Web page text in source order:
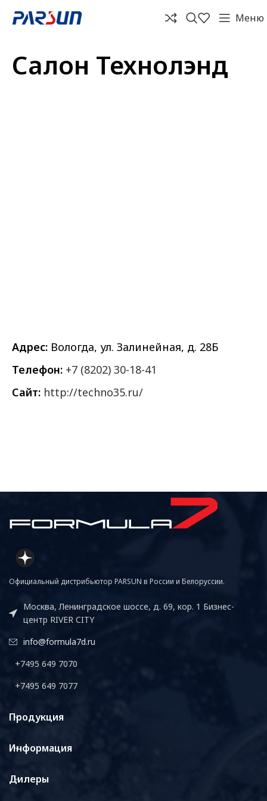
Меню
Салон Технолэнд
Адрес: Вологда, ул. Залинейная, д. 28Б
Телефон: +7 (8202) 30-18-41
Сайт: http://techno35.ru/
Официальный дистрибьютор PARSUN в России и Белоруссии.
Москва, Ленинградское шоссе, д. 69, кор. 1 Бизнес-
центр RIVER CITY
info@formula7d.ru
+7495 649 7070
+7495 649 7077
Продукция
Информация
Дилеры